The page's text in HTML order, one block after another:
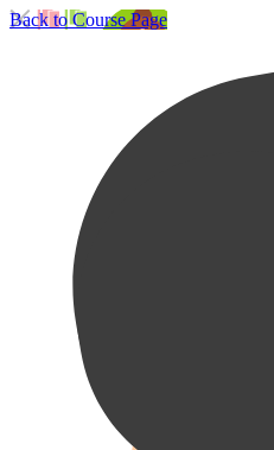
Back to Course Page